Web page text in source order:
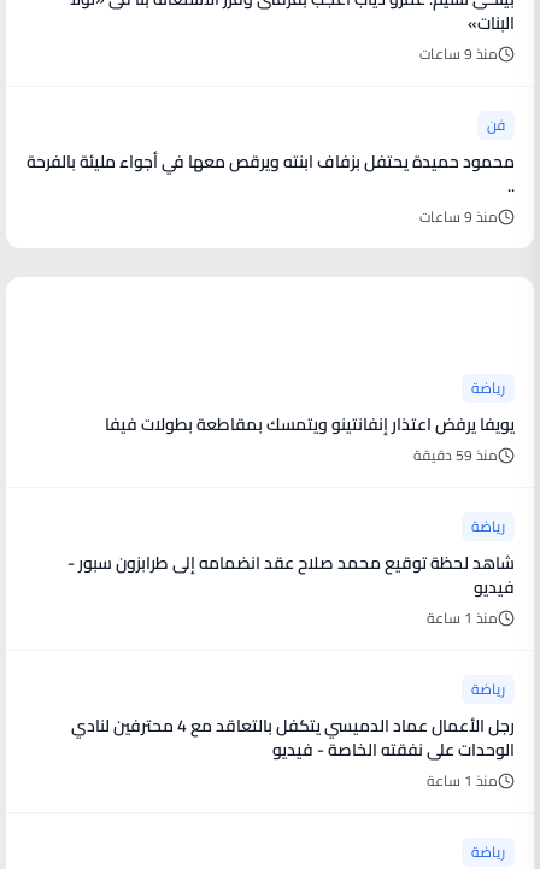
البنات»
منذ 9 ساعات
فن
محمود حميدة يحتفل بزفاف ابنته ويرقص معها في أجواء مليئة بالفرحة
..
منذ 9 ساعات
رياضة
يويفا يرفض اعتذار إنفانتينو ويتمسك بمقاطعة بطولات فيفا
منذ 59 دقيقة
رياضة
شاهد لحظة توقيع محمد صلاح عقد انضمامه إلى طرابزون سبور -
فيديو
منذ 1 ساعة
رياضة
رجل الأعمال عماد الدميسي يتكفل بالتعاقد مع 4 محترفين لنادي
الوحدات على نفقته الخاصة - فيديو
منذ 1 ساعة
رياضة